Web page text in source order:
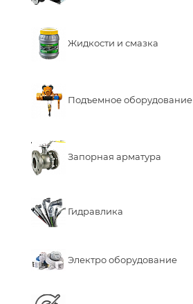
Жидкости и смазка
Подъемное оборудование
Запорная арматура
Гидравлика
Электро оборудование